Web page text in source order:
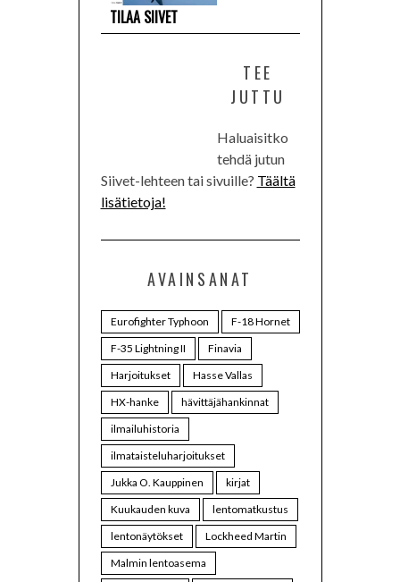
TILAA SIIVET
TEE
JUTTU
Haluaisitko
tehdä jutun
Siivet-lehteen tai sivuille? Täältä
lisätietoja!
AVAINSANAT
Eurofighter Typhoon
F-18 Hornet
F-35 Lightning II
Finavia
Harjoitukset
Hasse Vallas
HX-hanke
hävittäjähankinnat
ilmailuhistoria
ilmataisteluharjoitukset
Jukka O. Kauppinen
kirjat
Kuukauden kuva
lentomatkustus
lentonäytökset
Lockheed Martin
Malmin lentoasema